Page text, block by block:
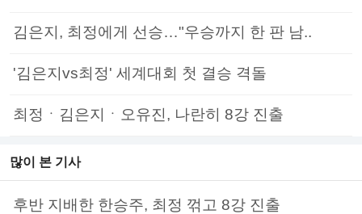
김은지, 최정에게 선승…"우승까지 한 판 남..
'김은지vs최정' 세계대회 첫 결승 격돌
최정ㆍ김은지ㆍ오유진, 나란히 8강 진출
많이 본 기사
후반 지배한 한승주, 최정 꺾고 8강 진출